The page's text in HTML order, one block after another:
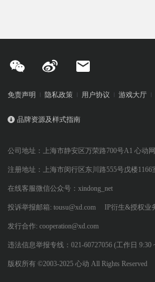
免责声明 隐私政策 用户协议 游戏大厅
品牌资源及样式指南
公司地址：上海市静安区万荣路700号A1 心动
注册地址：上海市闵行区东川路555号戊楼1166
在线客服微信公众号：xindong_net
投诉举报邮箱: tousu@xd.com IP衍生&授权业
发行合作: cooperation@xd.com
违法信息举报专线：021-60727056 (工作日 9:30
版权所有 ©2003-2025 心动 All Rights Reserved